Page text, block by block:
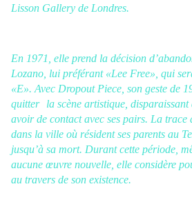
Lisson Gallery de Londres.
En 1971, elle prend la décision
Lozano, lui préférant «Lee Free», qui
«E». Avec Dropout Piece, son geste de
quitter la scène artistique, disparaissant
avoir de contact avec ses pairs. La
dans la ville où résident ses parents au
jusqu’à sa mort. Durant cette période,
aucune œuvre nouvelle, elle considère
au travers de son existence.